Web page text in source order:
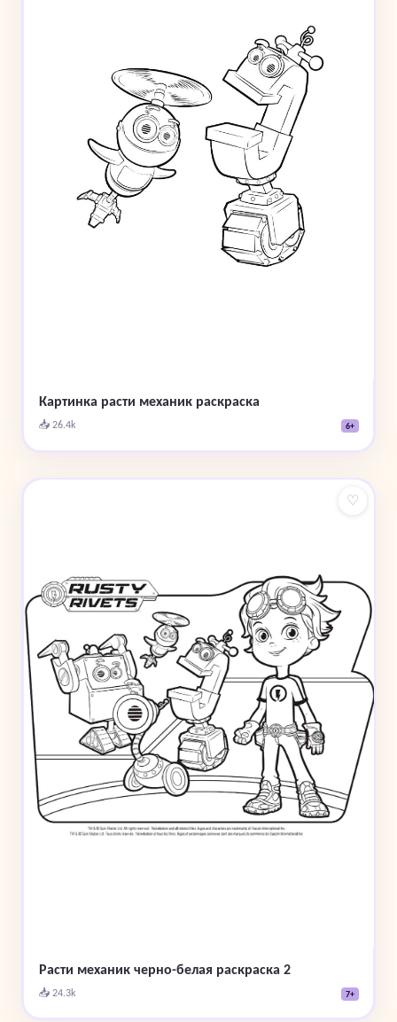
Картинка расти механик раскраска
📥 26.4k 6+
♡
Расти механик черно-белая раскраска 2
📥 24.3k 7+